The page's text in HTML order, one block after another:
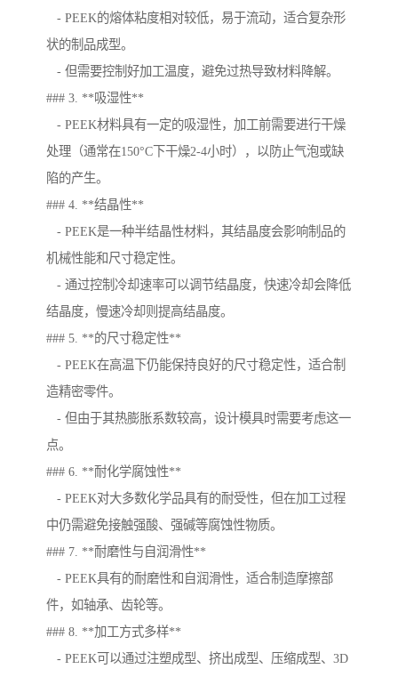
- PEEK的熔体粘度相对较低，易于流动，适合复杂形
状的制品成型。
- 但需要控制好加工温度，避免过热导致材料降解。
### 3. **吸湿性**
- PEEK材料具有一定的吸湿性，加工前需要进行干燥
处理（通常在150°C下干燥2-4小时），以防止气泡或缺
陷的产生。
### 4. **结晶性**
- PEEK是一种半结晶性材料，其结晶度会影响制品的
机械性能和尺寸稳定性。
- 通过控制冷却速率可以调节结晶度，快速冷却会降低
结晶度，慢速冷却则提高结晶度。
### 5. **的尺寸稳定性**
- PEEK在高温下仍能保持良好的尺寸稳定性，适合制
造精密零件。
- 但由于其热膨胀系数较高，设计模具时需要考虑这一
点。
### 6. **耐化学腐蚀性**
- PEEK对大多数化学品具有的耐受性，但在加工过程
中仍需避免接触强酸、强碱等腐蚀性物质。
### 7. **耐磨性与自润滑性**
- PEEK具有的耐磨性和自润滑性，适合制造摩擦部
件，如轴承、齿轮等。
### 8. **加工方式多样**
- PEEK可以通过注塑成型、挤出成型、压缩成型、3D